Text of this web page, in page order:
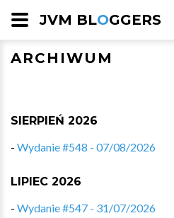
JVM BLOGGERS
ARCHIWUM
SIERPIEŃ 2026
- Wydanie #548 - 07/08/2026
LIPIEC 2026
- Wydanie #547 - 31/07/2026